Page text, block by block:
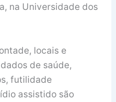
na Universidade dos
locais e
de saúde,
futilidade
assistido são